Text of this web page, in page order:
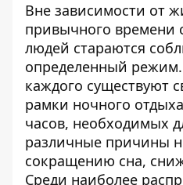
Вне зависимости от
привычного времени
людей стараются
определенный
каждого существуют
рамки ночного
часов, необходимых
различные причины
сокращению сна,
Среди наиболее